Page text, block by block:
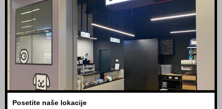
Posetite naše lokacije